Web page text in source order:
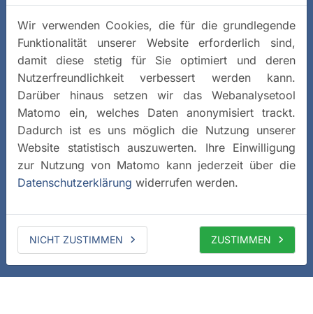
Wir verwenden Cookies, die für die grundlegende
Funktionalität unserer Website erforderlich sind,
damit diese stetig für Sie optimiert und deren
Nutzerfreundlichkeit verbessert werden kann.
Darüber hinaus setzen wir das Webanalysetool
Matomo ein, welches Daten anonymisiert trackt.
Dadurch ist es uns möglich die Nutzung unserer
Website statistisch auszuwerten. Ihre Einwilligung
zur Nutzung von Matomo kann jederzeit über die
Datenschutzerklärung widerrufen werden.
NICHT ZUSTIMMEN ZUSTIMMEN